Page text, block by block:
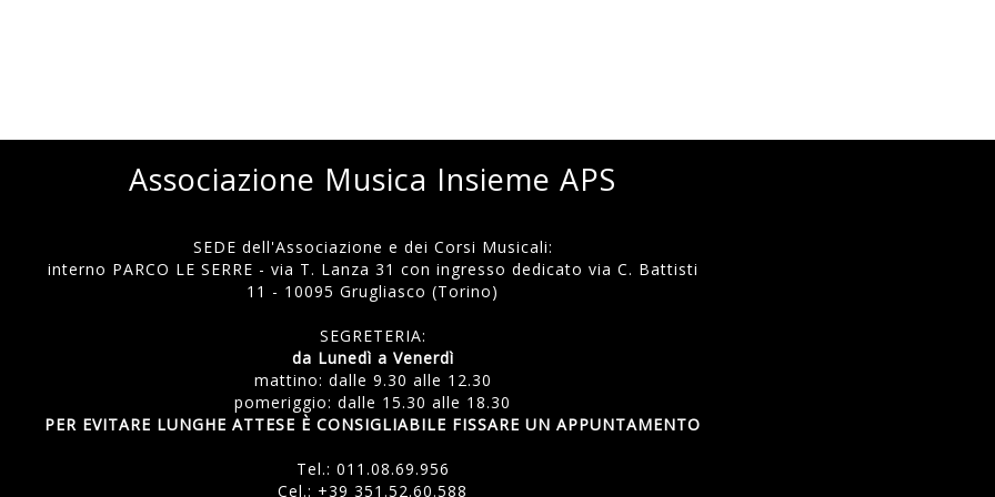
Associazione Musica Insieme APS
SEDE dell'Associazione e dei Corsi Musicali:
interno PARCO LE SERRE - via T. Lanza 31 con ingresso dedicato via C. Battisti
11 - 10095 Grugliasco (Torino)
SEGRETERIA:
da Lunedì a Venerdì
mattino: dalle 9.30 alle 12.30
pomeriggio: dalle 15.30 alle 18.30
PER EVITARE LUNGHE ATTESE È CONSIGLIABILE FISSARE UN APPUNTAMENTO
Tel.: 011.08.69.956
Cel.: +39 351.52.60.588